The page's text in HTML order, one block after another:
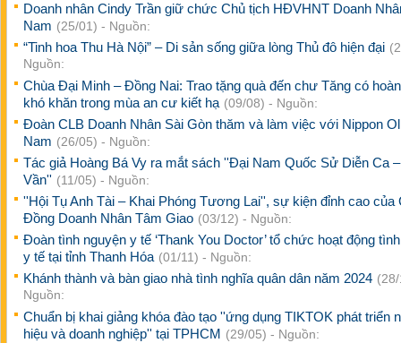
Doanh nhân Cindy Trần giữ chức Chủ tịch HĐVHNT Doanh
Nam (25/01) - Nguồn:
“Tinh hoa Thu Hà Nội” – Di sản sống giữa lòng Thủ đô hiện đại
Nguồn:
Chùa Đại Minh – Đồng Nai: Trao tặng quà đến chư Tăng có
khó khăn trong mùa an cư kiết hạ (09/08) - Nguồn:
Đoàn CLB Doanh Nhân Sài Gòn thăm và làm việc với Nippon
Nam (26/05) - Nguồn:
Tác giả Hoàng Bá Vy ra mắt sách ''Đại Nam Quốc Sử Diễn Ca
Vần'' (11/05) - Nguồn:
''Hội Tụ Anh Tài – Khai Phóng Tương Lai'', sự kiện đỉnh cao của
Đồng Doanh Nhân Tâm Giao (03/12) - Nguồn:
Đoàn tình nguyện y tế ‘Thank You Doctor’ tổ chức hoạt động
y tế tại tỉnh Thanh Hóa (01/11) - Nguồn:
Khánh thành và bàn giao nhà tình nghĩa quân dân năm 2024
Nguồn:
Chuẩn bị khai giảng khóa đào tạo ''ứng dụng TIKTOK phát triển
hiệu và doanh nghiệp'' tại TPHCM (29/05) - Nguồn: